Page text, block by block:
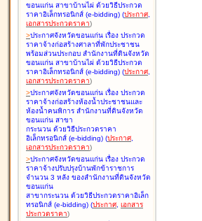
ขอนแก่น สาขาบ้านไผ่ ด้วยวิธีประกวด
ราคาอิเล็กทรอนิกส์ (e-bidding) (ประกาศ,
เอกสารประกวดราคา)
>ประกาศจังหวัดขอนแก่น เรื่อง ประกวด
ราคาจ้างก่อสร้างศาลาที่พักประชาชน
พร้อมส่วนประกอบ สำนักงานที่ดินจังหวัด
ขอนแก่น สาขาบ้านไผ่ ด้วยวิธีประกวด
ราคาอิเล็กทรอนิกส์ (e-bidding) (ประกาศ,
เอกสารประกวดราคา)
>ประกาศจังหวัดขอนแก่น เรื่อง ประกวด
ราคาจ้างก่อสร้างห้องน้ำประชาชนและ
ห้องน้ำคนพิการ สำนักงานที่ดินจังหวัด
ขอนแก่น สาขา
กระนวน ด้วยวิธีประกวดราคา
อิเล็กทรอนิกส์ (e-bidding) (ประกาศ,
เอกสารประกวดราคา)
>ประกาศจังหวัดขอนแก่น เรื่อง ประกวด
ราคาจ้างปรับปรุงบ้านพักข้าราชการ
จำนวน 3 หลัง ของสำนักงานที่ดินจังหวัด
ขอนแก่น
สาขากระนวน ด้วยวิธีประกวดราคาอิเล็ก
ทรอนิกส์ (e-bidding) (ประกาศ, เอกสาร
ประกวดราคา)